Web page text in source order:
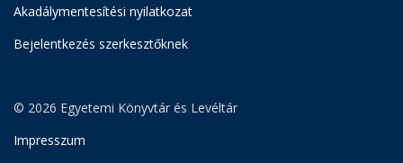
Akadálymentesítési nyilatkozat
Bejelentkezés szerkesztőknek
© 2026 Egyetemi Könyvtár és Levéltár
Impresszum